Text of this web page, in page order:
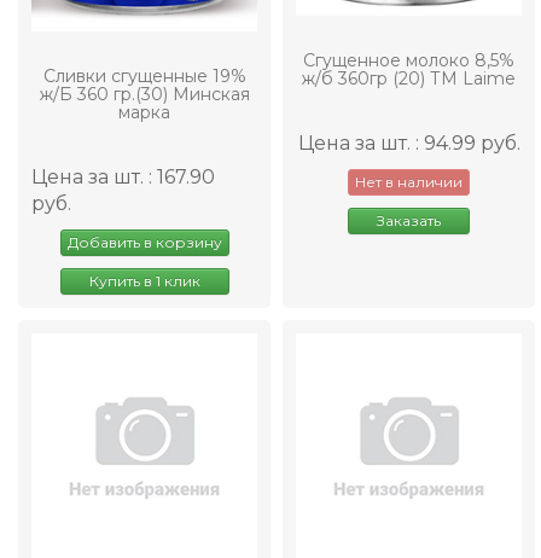
Сливки сгущенные 19%
ж/Б 360 гр.(30) Минская
марка
Цена за шт. : 167.90
руб.
Добавить в корзину
Купить в 1 клик
Сгущенное молоко 8,5%
ж/б 360гр (20) ТМ Laime
Цена за шт. : 94.99 руб.
Нет в наличии
Заказать